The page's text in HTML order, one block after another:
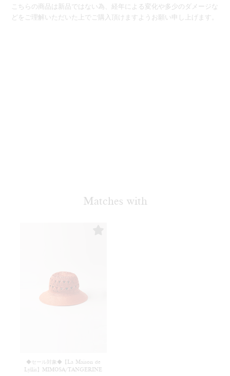
こちらの商品は新品ではない為、経年による変化や多少のダメージな
どをご理解いただいた上でご購入頂けますようお願い申し上げます。
Matches with
◆セール対象◆【La Maison de
Lyllis】MIMOSA/TANGERINE